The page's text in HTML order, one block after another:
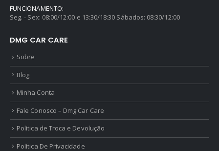
Selador Cerâmico Sonax Xtreme Ceramic Spray + Seal (750ml)
R$259,90
FUNCIONAMENTO:
Seg. - Sex: 08:00/12:00 e 13:30/18:30 Sábados: 08:30/12:00
DMG CAR CARE
Sobre
Blog
Minha Conta
Fale Conosco – Dmg Car Care
Politica de Troca e Devolução
Política De Privacidade